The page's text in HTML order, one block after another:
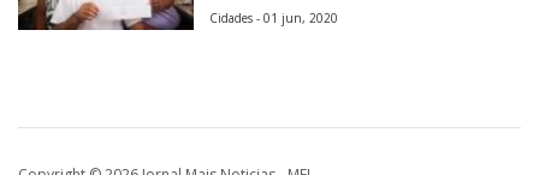
Cidades - 01 jun, 2020